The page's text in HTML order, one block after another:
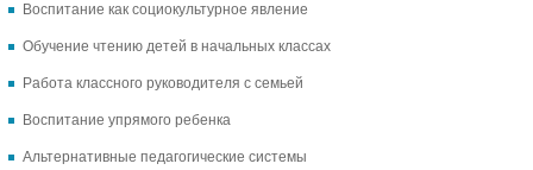
Воспитание как социокультурное явление
Обучение чтению детей в начальных классах
Работа классного руководителя с семьей
Воспитание упрямого ребенка
Альтернативные педагогические системы